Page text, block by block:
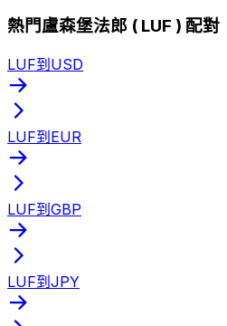
熱門盧森堡法郎 ( LUF ) 配對
LUF到USD
LUF到EUR
LUF到GBP
LUF到JPY